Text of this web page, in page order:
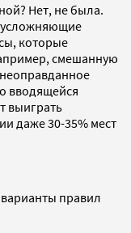
Нет, не была.
усложняющие
которые
смешанную
вводящейся
выиграть
даже 30-35% мест
правил